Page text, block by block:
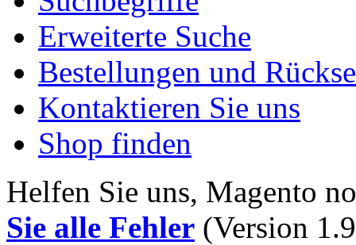
Erweiterte Suche
Bestellungen und
Kontaktieren Sie uns
Shop finden
Helfen Sie uns, Magento
Sie alle Fehler (Version